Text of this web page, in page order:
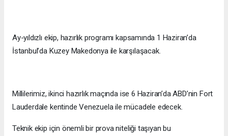
Ay-yıldızlı ekip, hazırlık programı kapsamında 1 Haziran’da
İstanbul’da Kuzey Makedonya ile karşılaşacak.
Millilerimiz, ikinci hazırlık maçında ise 6 Haziran’da ABD’nin Fort
Lauderdale kentinde Venezuela ile mücadele edecek.
Teknik ekip için önemli bir prova niteliği taşıyan bu